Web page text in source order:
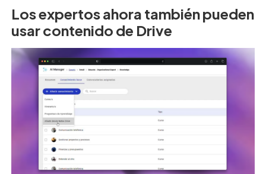
Los expertos ahora también pueden
usar contenido de Drive